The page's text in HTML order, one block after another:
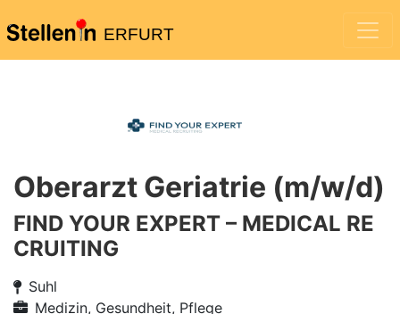
ERFURT
Oberarzt Geriatrie (m/w/d)
FIND YOUR EXPERT – MEDICAL RE
CRUITING
Suhl
Medizin, Gesundheit, Pflege